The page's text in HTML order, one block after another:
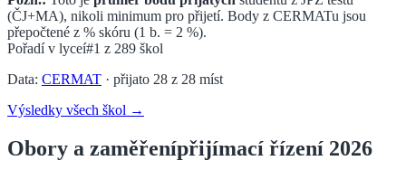
(ČJ+MA), nikoli minimum pro přijetí. Body z CERMATu jsou
přepočtené z % skóru (1 b. = 2 %).
Pořadí v lyceí#1 z 289 škol
Data: CERMAT · přijato 28 z 28 míst
Výsledky všech škol →
Obory a zaměřenípřijímací řízení 2026